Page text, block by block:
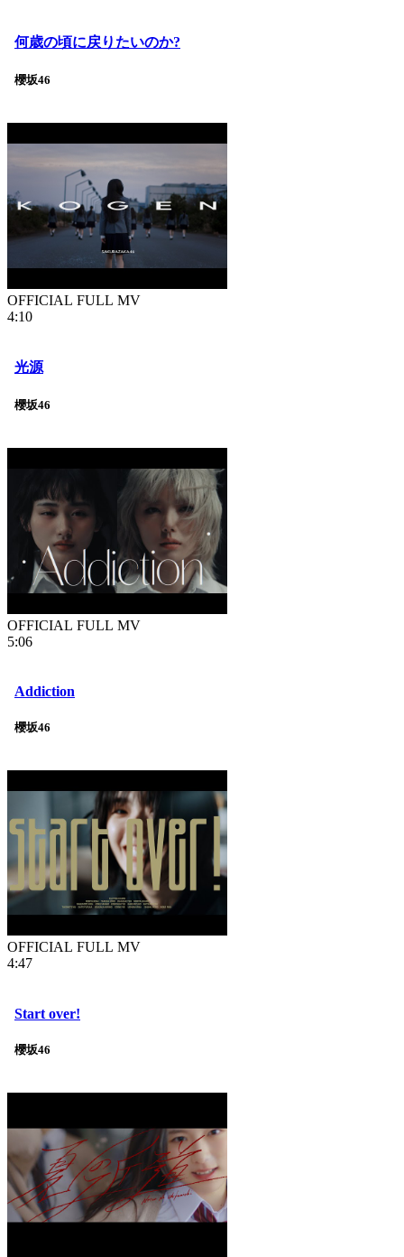
何歳の頃に戻りたいのか?
櫻坂46
OFFICIAL FULL MV
4:10
光源
櫻坂46
OFFICIAL FULL MV
5:06
Addiction
櫻坂46
OFFICIAL FULL MV
4:47
Start over!
櫻坂46